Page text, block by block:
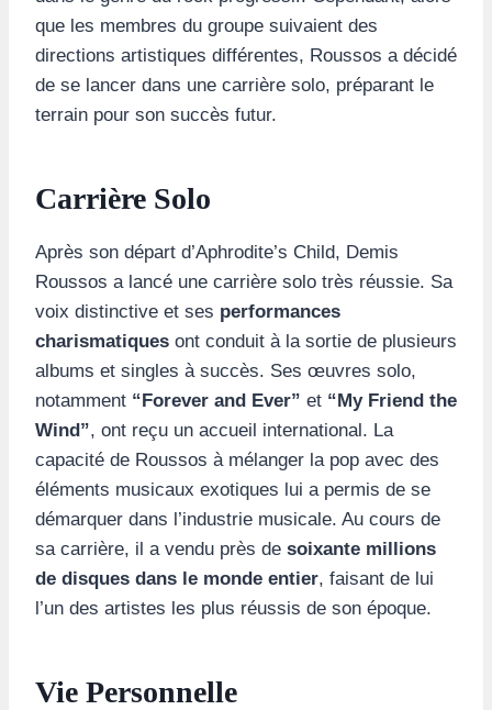
que les membres du groupe suivaient des
directions artistiques différentes, Roussos a décidé
de se lancer dans une carrière solo, préparant le
terrain pour son succès futur.
Carrière Solo
Après son départ d’Aphrodite’s Child, Demis
Roussos a lancé une carrière solo très réussie. Sa
voix distinctive et ses performances
charismatiques ont conduit à la sortie de plusieurs
albums et singles à succès. Ses œuvres solo,
notamment “Forever and Ever” et “My Friend the
Wind”, ont reçu un accueil international. La
capacité de Roussos à mélanger la pop avec des
éléments musicaux exotiques lui a permis de se
démarquer dans l’industrie musicale. Au cours de
sa carrière, il a vendu près de soixante millions
de disques dans le monde entier, faisant de lui
l’un des artistes les plus réussis de son époque.
Vie Personnelle